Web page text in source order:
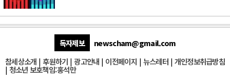
독자제보
newscham@gmail.com
참세상소개 | 후원하기 |광고안내 | 이전페이지 | 뉴스레터| 개인정보취급방침
| 청소년 보호책임:홍석만